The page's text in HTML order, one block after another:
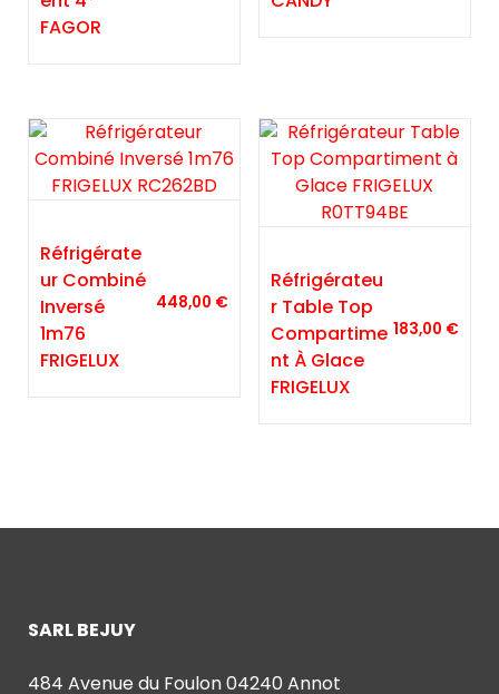
FAGOR
Réfrigérate
Ur Combiné
Inversé
1m76
FRIGELUX
448,00 €
Réfrigérateu
R Table Top
Compartime
Nt À Glace
FRIGELUX
183,00 €
SARL BEJUY
484 Avenue du Foulon 04240 Annot